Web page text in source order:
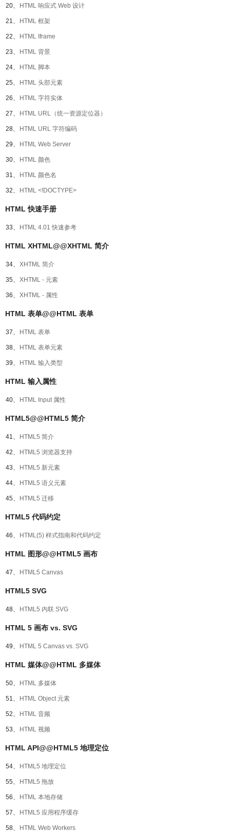
20、 HTML 响应式 Web 设计
21、 HTML 框架
22、 HTML Iframe
23、 HTML 背景
24、 HTML 脚本
25、 HTML 头部元素
26、 HTML 字符实体
27、 HTML URL（统一资源定位器）
28、 HTML URL 字符编码
29、 HTML Web Server
30、 HTML 颜色
31、 HTML 颜色名
32、 HTML <!DOCTYPE>
HTML 快速手册
33、 HTML 4.01 快速参考
HTML XHTML@@XHTML 简介
34、 XHTML 简介
35、 XHTML - 元素
36、 XHTML - 属性
HTML 表单@@HTML 表单
37、 HTML 表单
38、 HTML 表单元素
39、 HTML 输入类型
HTML 输入属性
40、 HTML Input 属性
HTML5@@HTML5 简介
41、 HTML5 简介
42、 HTML5 浏览器支持
43、 HTML5 新元素
44、 HTML5 语义元素
45、 HTML5 迁移
HTML5 代码约定
46、 HTML(5) 样式指南和代码约定
HTML 图形@@HTML5 画布
47、 HTML5 Canvas
HTML5 SVG
48、 HTML5 内联 SVG
HTML 5 画布 vs. SVG
49、 HTML 5 Canvas vs. SVG
HTML 媒体@@HTML 多媒体
50、 HTML 多媒体
51、 HTML Object 元素
52、 HTML 音频
53、 HTML 视频
HTML API@@HTML5 地理定位
54、 HTML5 地理定位
55、 HTML5 拖放
56、 HTML 本地存储
57、 HTML5 应用程序缓存
58、 HTML Web Workers